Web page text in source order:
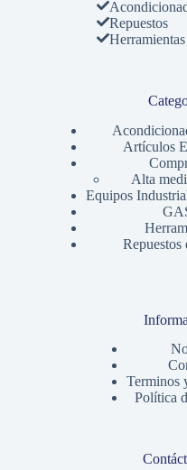
Repuestos
Herramientas
Artículos
Alta
Equipos
Repuestos
Terminos
Política